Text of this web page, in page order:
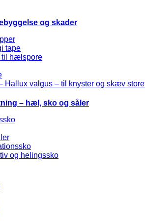
og skader
tape
til hælspore
Hallux valgus – til knyster og skæv
– hæl, sko og såler
og helingssko